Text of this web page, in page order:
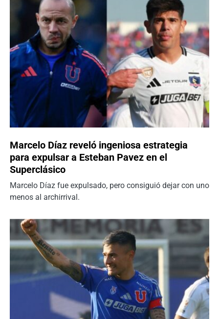
Marcelo Díaz reveló ingeniosa estrategia
para expulsar a Esteban Pavez en el
Superclásico
Marcelo Díaz fue expulsado, pero consiguió dejar con uno
menos al archirrival.